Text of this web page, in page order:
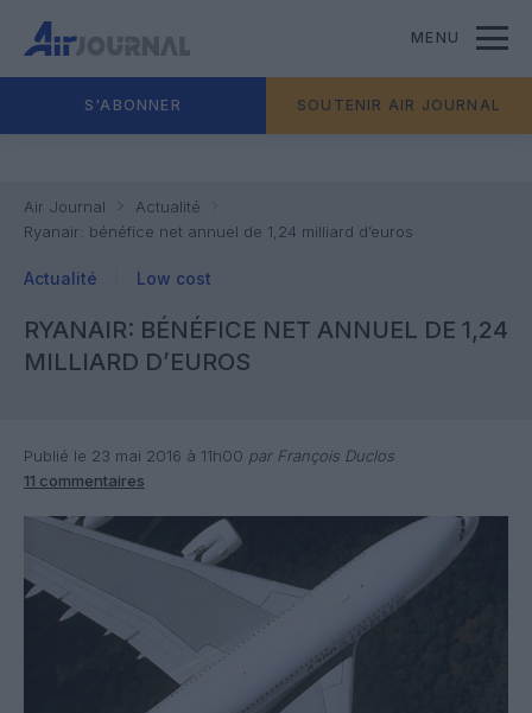
MENU
S'ABONNER SOUTENIR AIR JOURNAL
Air Journal
Actualité
Ryanair: bénéfice net annuel de 1,24 milliard d’euros
Actualité Low cost
RYANAIR: BÉNÉFICE NET ANNUEL DE 1,24
MILLIARD D’EUROS
Publié le 23 mai 2016 à 11h00 par François Duclos
11 commentaires